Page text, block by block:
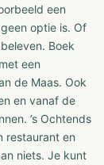
een
optie is. Of
Boek
een
de Maas. Ook
en vanaf de
’s Ochtends
restaurant en
niets. Je kunt